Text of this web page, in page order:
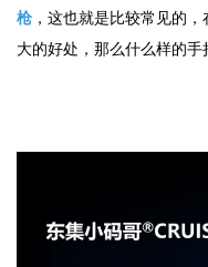
枪 ，这也就是比较常见的
大的好处，那么什么样的手